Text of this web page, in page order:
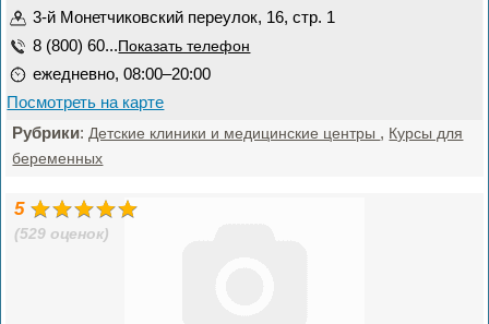
3-й Монетчиковский переулок, 16, стр. 1
8 (800) 60... Показать телефон
ежедневно, 08:00–20:00
Посмотреть на карте
Рубрики: Детские клиники и медицинские центры , Курсы для
беременных
5
(529 оценок)